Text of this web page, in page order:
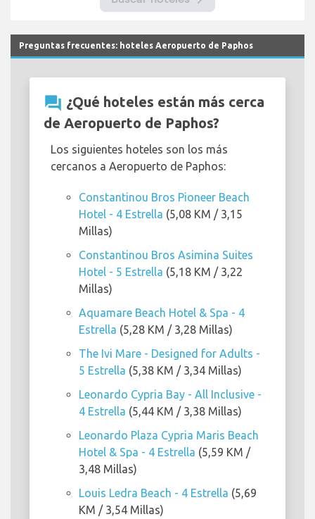
Preguntas frecuentes: hoteles Aeropuerto de Paphos
question_answer ¿Qué hoteles están más cerca
de Aeropuerto de Paphos?
Los siguientes hoteles son los más
cercanos a Aeropuerto de Paphos:
Constantinou Bros Pioneer Beach
Hotel - 4 Estrella (5,08 KM / 3,15
Millas)
Constantinou Bros Asimina Suites
Hotel - 5 Estrella (5,18 KM / 3,22
Millas)
Aquamare Beach Hotel & Spa - 4
Estrella (5,28 KM / 3,28 Millas)
The Ivi Mare - Designed for Adults -
5 Estrella (5,38 KM / 3,34 Millas)
Leonardo Cypria Bay - All Inclusive -
4 Estrella (5,44 KM / 3,38 Millas)
Leonardo Plaza Cypria Maris Beach
Hotel & Spa - 4 Estrella (5,59 KM /
3,48 Millas)
Louis Ledra Beach - 4 Estrella (5,69
KM / 3,54 Millas)